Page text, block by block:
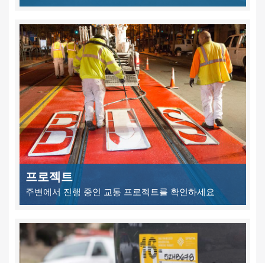
프로젝트
주변에서 진행 중인 교통 프로젝트를 확인하세요